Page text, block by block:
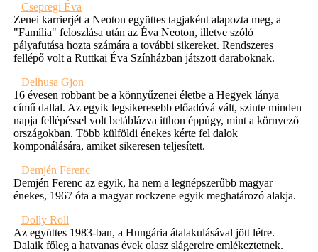
Csepregi Éva
Zenei karrierjét a Neoton együttes tagjaként alapozta meg, a
"Família" feloszlása után az Éva Neoton, illetve szóló
pályafutása hozta számára a további sikereket. Rendszeres
fellépő volt a Ruttkai Éva Színházban játszott daraboknak.
Delhusa Gjon
16 évesen robbant be a könnyűzenei életbe a Hegyek lánya
című dallal. Az egyik legsikeresebb előadóvá vált, szinte minden
napja fellépéssel volt betáblázva itthon éppúgy, mint a környező
országokban. Több külföldi énekes kérte fel dalok
komponálására, amiket sikeresen teljesített.
Demjén Ferenc
Demjén Ferenc az egyik, ha nem a legnépszerűbb magyar
énekes, 1967 óta a magyar rockzene egyik meghatározó alakja.
Dolly Roll
Az együttes 1983-ban, a Hungária átalakulásával jött létre.
Dalaik főleg a hatvanas évek olasz slágereire emlékeztetnek.